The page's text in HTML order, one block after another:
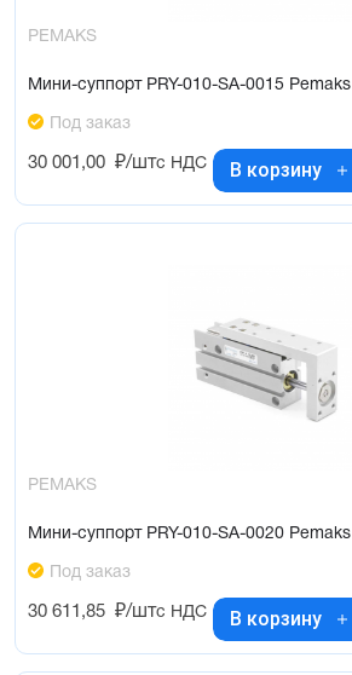
PEMAKS
Мини-суппорт PRY-010-SA-0015 Pemaks
Под заказ
30 001,00 ₽/штс НДС В корзину
PEMAKS
Мини-суппорт PRY-010-SA-0020 Pemaks
Под заказ
30 611,85 ₽/штс НДС В корзину